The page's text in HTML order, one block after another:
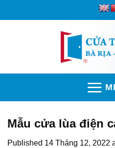
Mẫu cửa lùa điện
Published 14 Tháng 12, 2022